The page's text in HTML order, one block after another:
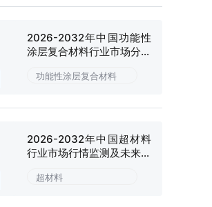
2026-2032年中国功能性
涂层复合材料行业市场分析
功能性涂层复合材料
2026-2032年中国超材料
行业市场行情监测及未来趋
超材料